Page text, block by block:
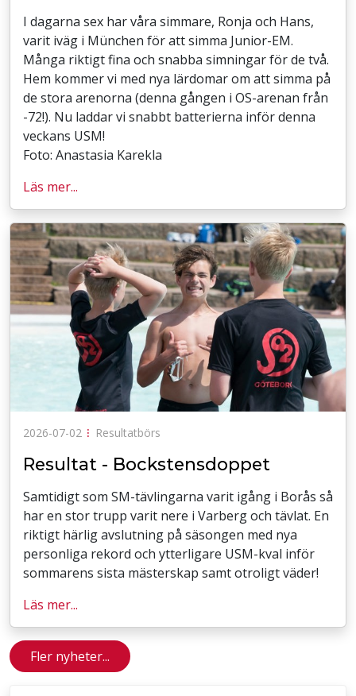
I dagarna sex har våra simmare, Ronja och Hans,
varit iväg i München för att simma Junior-EM.
Många riktigt fina och snabba simningar för de två.
Hem kommer vi med nya lärdomar om att simma på
de stora arenorna (denna gången i OS-arenan från
-72!). Nu laddar vi snabbt batterierna inför denna
veckans USM!
Foto: Anastasia Karekla
Läs mer...
2026-07-02 ⁝ Resultatbörs
Resultat - Bockstensdoppet
Samtidigt som SM-tävlingarna varit igång i Borås så
har en stor trupp varit nere i Varberg och tävlat. En
riktigt härlig avslutning på säsongen med nya
personliga rekord och ytterligare USM-kval inför
sommarens sista mästerskap samt otroligt väder!
Läs mer...
Fler nyheter...